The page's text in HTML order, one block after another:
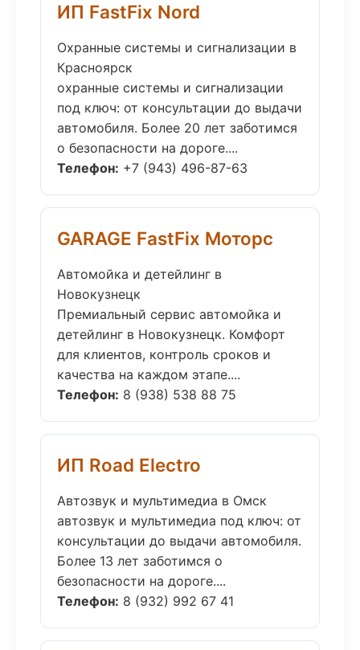
ИП FastFix Nord
Охранные системы и сигнализации в
Красноярск
охранные системы и сигнализации
под ключ: от консультации до выдачи
автомобиля. Более 20 лет заботимся
о безопасности на дороге....
Телефон: +7 (943) 496-87-63
GARAGE FastFix Моторс
Автомойка и детейлинг в
Новокузнецк
Премиальный сервис автомойка и
детейлинг в Новокузнецк. Комфорт
для клиентов, контроль сроков и
качества на каждом этапе....
Телефон: 8 (938) 538 88 75
ИП Road Electro
Автозвук и мультимедиа в Омск
автозвук и мультимедиа под ключ: от
консультации до выдачи автомобиля.
Более 13 лет заботимся о
безопасности на дороге....
Телефон: 8 (932) 992 67 41